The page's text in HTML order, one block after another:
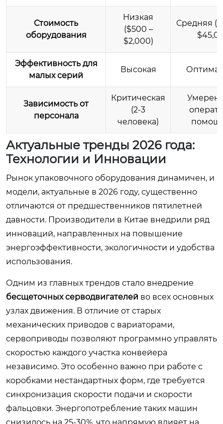
Стоимость
оборудования
Низкая
($500 –
$2,000)
Средняя
Эффективность для
малых серий
Высокая
Зависимость от
персонала
Критическая
(2-3
человека)
Актуальные тренды 2026 года:
Технологии и Инновации
Рынок упаковочного оборудования динамичен, и
модели, актуальные в 2026 году, существенно
отличаются от предшественников пятилетней
давности. Производители в Китае внедрили ряд
инноваций, направленных на повышение
энергоэффективности, экологичности и удобства
использования.
Одним из главных трендов стало внедрение
бесщеточных серводвигателей во всех основных
узлах движения. В отличие от старых
механических приводов с вариаторами,
сервоприводы позволяют программно управлять
скоростью каждого участка конвейера
независимо. Это особенно важно при работе с
коробками нестандартных форм, где требуется
синхронизация скорости подачи и скорости
фальцовки. Энергопотребление таких машин